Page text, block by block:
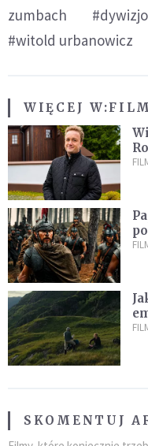
zumbach
#witold urbanowicz
WIĘCEJ W:FILM
SKOMENTUJ